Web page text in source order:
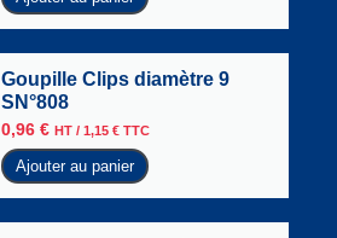
Goupille Clips diamètre 9
SN°808
0,96 € HT / 1,15 € TTC
Ajouter au panier